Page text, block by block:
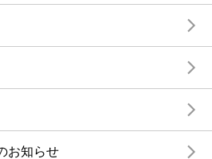
お知らせ